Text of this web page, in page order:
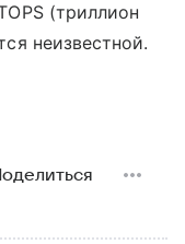
(триллион
неизвестной.